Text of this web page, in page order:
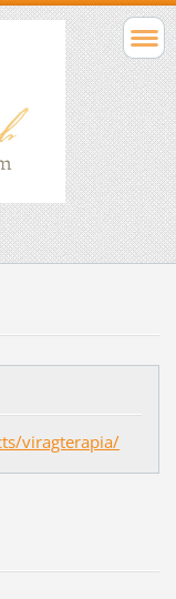
viragterapia/